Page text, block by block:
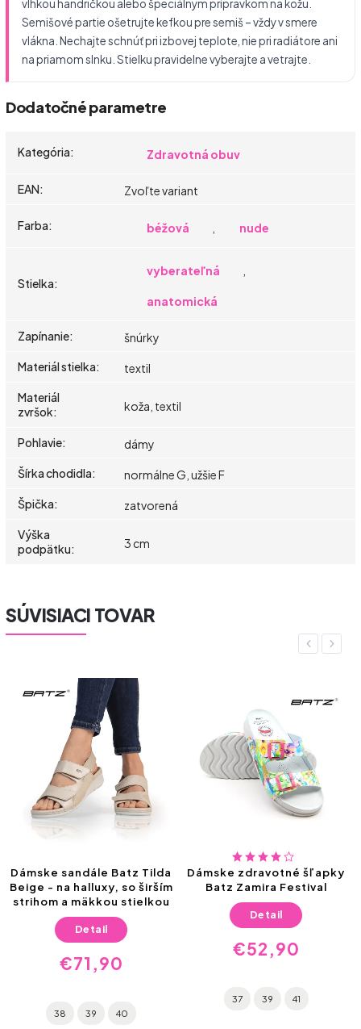
vlhkou handričkou alebo špeciálnym prípravkom na kožu.
Semišové partie ošetrujte kefkou pre semiš – vždy v smere
vlákna. Nechajte schnúť pri izbovej teplote, nie pri radiátore ani
na priamom slnku. Stielku pravidelne vyberajte a vetrajte.
Dodatočné parametre
Kategória: Zdravotná obuv
EAN: Zvoľte variant
Farba: béžová nude
Stielka:
vyberateľná
anatomická
Zapínanie:
šnúrky
Materiál stielka:
textil
Materiál
zvršok: koža, textil
Pohlavie:
dámy
Šírka chodidla:
normálne G, užšie F
Špička:
zatvorená
Výška
podpätku: 3 cm
SÚVISIACI TOVAR
Previous
Dámske sandále Batz Tilda
Beige - na halluxy, so širším
strihom a mäkkou stielkou
€71,90
Detail
38 39 40
Dámske zdravotné šľapky
Batz Zamira Festival
€52,90
Detail
37 39 41
Next